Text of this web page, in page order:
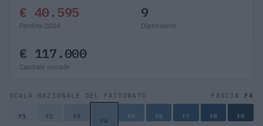
€ 40.595
Perdita 2024
9
Dipendenti
€ 117.000
Capitale sociale
SCALA NAZIONALE DEL FATTURATO FASCIA F4
F1 F2 F3 F4 F5 F6 F7 F8 F9